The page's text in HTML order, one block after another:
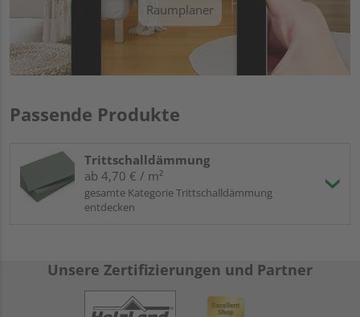
Raumplaner
Passende Produkte
Trittschalldämmung
ab 4,70 € / m²
gesamte Kategorie Trittschalldämmung
entdecken
Unsere Zertifizierungen und Partner